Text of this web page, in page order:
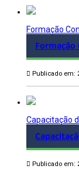
Formação
Formação
Publicado em:
Capacitação
Publicado em: